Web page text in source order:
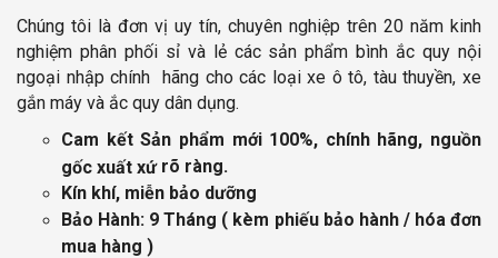
Chúng tôi là đơn vị uy tín, chuyên nghiệp trên 20 năm kinh
nghiệm phân phối sỉ và lẻ các sản phẩm bình ắc quy nội
ngoại nhập chính hãng cho các loại xe ô tô, tàu thuyền, xe
gắn máy và ắc quy dân dụng.
Cam kết Sản phẩm mới 100%, chính hãng, nguồn
gốc xuất xứrõ ràng.
Kín khí, miễn bảo dưỡng
Bảo Hành: 9 Tháng ( kèm phiếu bảo hành / hóa đơn
mua hàng )